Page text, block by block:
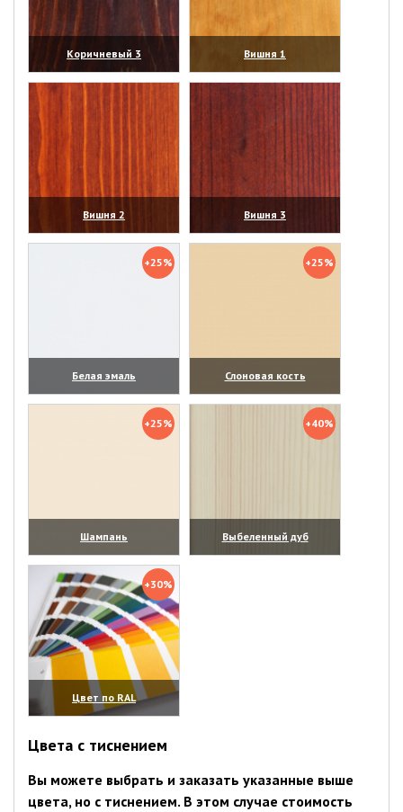
Коричневый 3
(увеличить)
Вишня 1
(увеличить)
Вишня 2
(увеличить)
Вишня 3
(увеличить)
+25%
Белая эмаль
(увеличить)
+25%
Слоновая кость
(увеличить)
+25%
Шампань
(увеличить)
+40%
Выбеленный дуб
(увеличить)
+30%
Цвет по RAL
(увеличить)
Цвета с тиснением
Вы можете выбрать и заказать указанные выше
цвета, но с тиснением. В этом случае стоимость